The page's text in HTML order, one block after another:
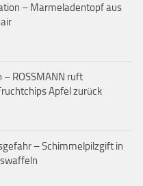
– Marmeladentopf aus
– ROSSMANN ruft
Apfel zurück
– Schimmelpilzgift in